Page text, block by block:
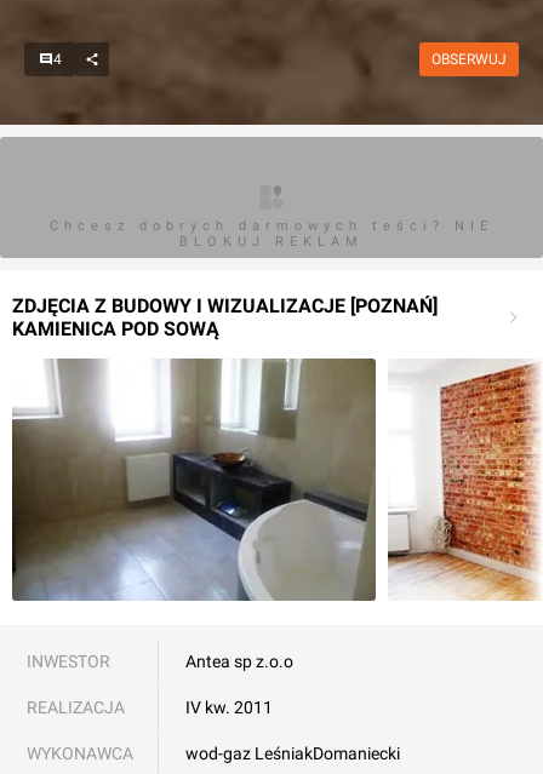
4 OBSERWUJ
Chcesz dobrych darmowych teści? NIE
BLOKUJ REKLAM
ZDJĘCIA Z BUDOWY I WIZUALIZACJE [POZNAŃ]
KAMIENICA POD SOWĄ
INWESTOR Antea sp z.o.o
REALIZACJA IV kw. 2011
WYKONAWCA wod-gaz LeśniakDomaniecki